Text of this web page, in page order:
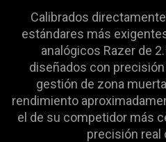
Calibrados
estándares más
analógicos Razer de
diseñados con
gestión de zona
rendimiento
el de su competidor más
precisión real